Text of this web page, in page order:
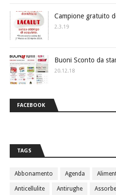
Campione gratuito
2.3.19
Buoni Sconto da
20.12.18
FACEBOOK
TAGS
Abbonamento Agenda
Anticellulite Antirughe